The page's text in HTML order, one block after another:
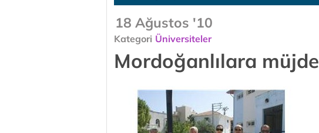
18 Ağustos '10
Kategori Üniversiteler
Mordoğanlılara müjde